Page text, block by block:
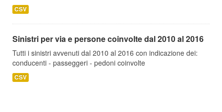
CSV
Sinistri per via e persone coinvolte dal 2010 al 2016
Tutti i sinistri avvenuti dal 2010 al 2016 con indicazione dei:
conducenti - passeggeri - pedoni coinvolte
CSV